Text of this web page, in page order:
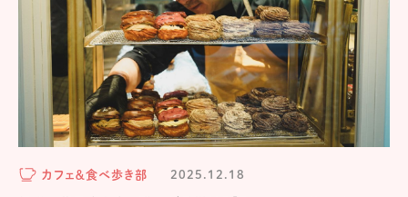
カフェ＆食べ歩き部 2025.12.18